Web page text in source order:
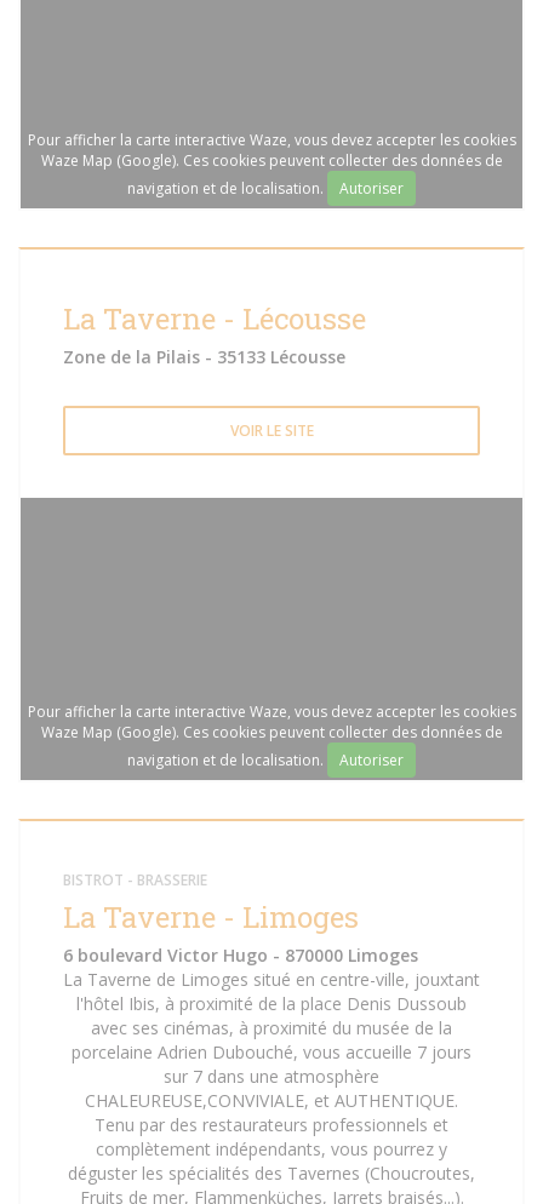
Pour afficher la carte interactive Waze, vous devez accepter les cookies
Waze Map (Google). Ces cookies peuvent collecter des données de
navigation et de localisation.
Autoriser
La Taverne - Lécousse
Zone de la Pilais - 35133 Lécousse
VOIR LE SITE
Pour afficher la carte interactive Waze, vous devez accepter les cookies
Waze Map (Google). Ces cookies peuvent collecter des données de
navigation et de localisation.
Autoriser
BISTROT - BRASSERIE
La Taverne - Limoges
6 boulevard Victor Hugo - 870000 Limoges
La Taverne de Limoges situé en centre-ville, jouxtant
l'hôtel Ibis, à proximité de la place Denis Dussoub
avec ses cinémas, à proximité du musée de la
porcelaine Adrien Dubouché, vous accueille 7 jours
sur 7 dans une atmosphère
CHALEUREUSE,CONVIVIALE, et AUTHENTIQUE.
Tenu par des restaurateurs professionnels et
complètement indépendants, vous pourrez y
déguster les spécialités des Tavernes (Choucroutes,
Fruits de mer, Flammenküches, Jarrets braisés...).